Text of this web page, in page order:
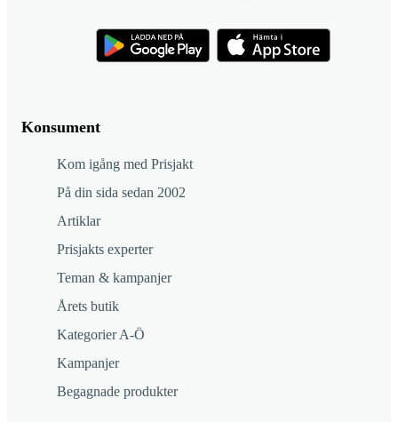
Konsument
Kom igång med Prisjakt
På din sida sedan 2002
Artiklar
Prisjakts experter
Teman & kampanjer
Årets butik
Kategorier A-Ö
Kampanjer
Begagnade produkter